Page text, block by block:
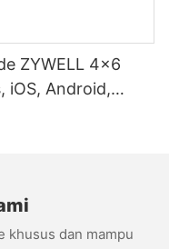
ZYWELL 4x6
iOS, Android,
khusus dan mampu